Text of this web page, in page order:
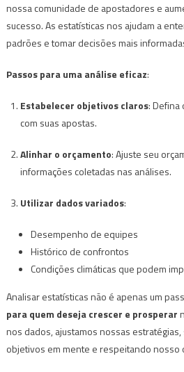
nossa comunidade de apostadores e
sucesso. As estatísticas nos ajudam a
padrões e tomar decisões mais
Passos para uma análise eficaz:
Estabelecer objetivos claros: Defina
com suas apostas.
Alinhar o orçamento: Ajuste seu
informações coletadas nas análises.
Utilizar dados variados:
Desempenho de equipes
Histórico de confrontos
Condições climáticas que podem
Analisar estatísticas não é apenas um
para quem deseja crescer e prosperar
nos dados, ajustamos nossas
objetivos em mente e respeitando nosso